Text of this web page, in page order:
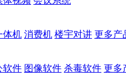
体机 消费机 楼宇对讲 更多产
软件 图像软件 杀毒软件 更多